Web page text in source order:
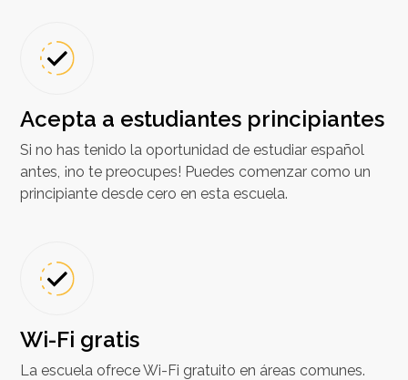
Acepta a estudiantes principiantes
Si no has tenido la oportunidad de estudiar español
antes, ¡no te preocupes! Puedes comenzar como un
principiante desde cero en esta escuela.
Wi-Fi gratis
La escuela ofrece Wi-Fi gratuito en áreas comunes.